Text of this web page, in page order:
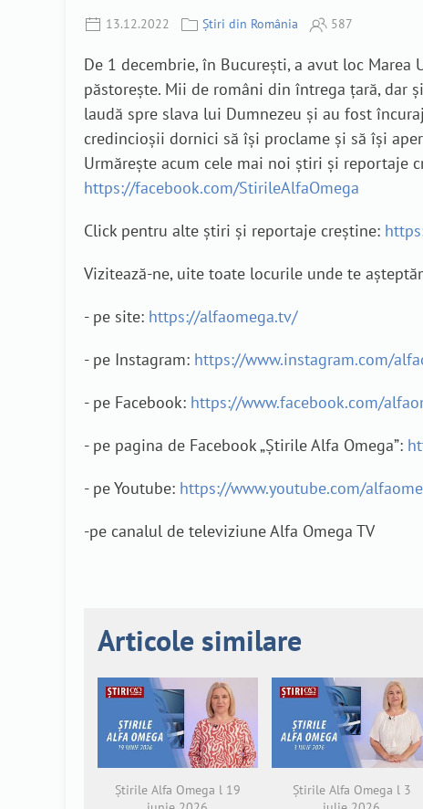
13.12.2022 Știri din România 587
De 1 decembrie, în București, a avut loc
păstorește. Mii de români din întrega țară, dar
laudă spre slava lui Dumnezeu și au fost
credincioșii dornici să își proclame și să își
Urmărește acum cele mai noi știri și reportaje
https://facebook.com/StirileAlfaOmega
Click pentru alte știri și reportaje creștine:
Vizitează-ne, uite toate locurile unde te
- pe site: https://alfaomega.tv/
- pe Instagram: https://www.instagram.com/
- pe Facebook: https://www.facebook.com/
- pe pagina de Facebook „Știrile Alfa Omega”:
- pe Youtube: https://www.youtube.com/
-pe canalul de televiziune Alfa Omega TV
Articole similare
Știrile Alfa Omega l 19
Știrile Alfa Omega l 3